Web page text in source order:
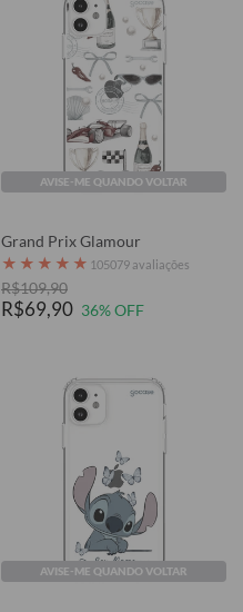
AVISE-ME QUANDO VOLTAR
Grand Prix Glamour
★ ★ ★ ★ ★ 105079 avaliações
R$109,90
R$69,90 36% OFF
AVISE-ME QUANDO VOLTAR